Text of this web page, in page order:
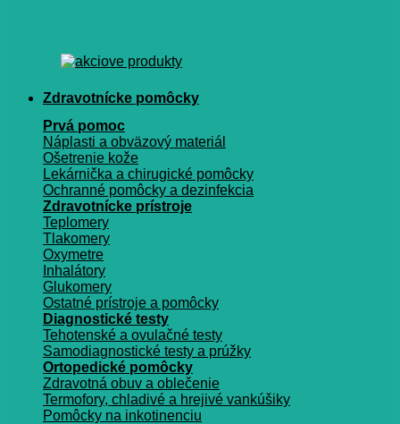
Zdravotnícke pomôcky
Prvá pomoc
Náplasti a obväzový materiál
Ošetrenie kože
Lekárnička a chirugické pomôcky
Ochranné pomôcky a dezinfekcia
Zdravotnícke prístroje
Teplomery
Tlakomery
Oxymetre
Inhalátory
Glukomery
Ostatné prístroje a pomôcky
Diagnostické testy
Tehotenské a ovulačné testy
Samodiagnostické testy a prúžky
Ortopedické pomôcky
Zdravotná obuv a oblečenie
Termofory, chladivé a hrejivé vankúšiky
Pomôcky na inkotinenciu